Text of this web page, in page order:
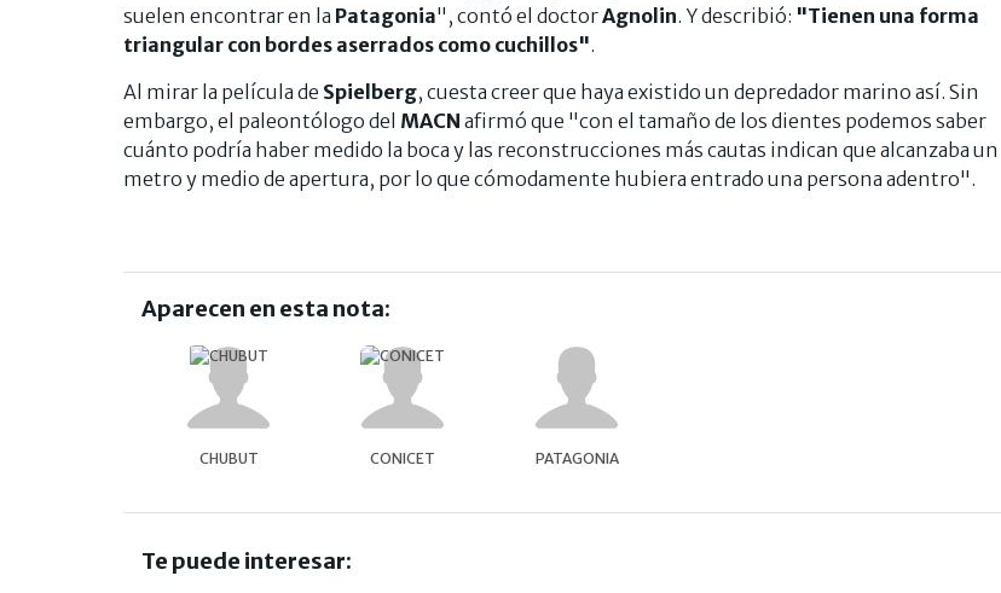
suelen encontrar en la Patagonia", contó el doctorAgnolin. Y describió: "Tienen una forma
triangular con bordes aserrados como cuchillos".
Al mirar la película de Spielberg, cuesta creer que haya existido un depredador marino así. Sin
embargo, el paleontólogo del MACN afirmó que "con el tamaño de los dientes podemos saber
cuánto podría haber medido la boca y las reconstrucciones más cautas indican que alcanzaba un
metro y medio de apertura, por lo que cómodamente hubiera entrado una persona adentro".
Aparecen en esta nota:
CHUBUT CONICET PATAGONIA
Te puede interesar: